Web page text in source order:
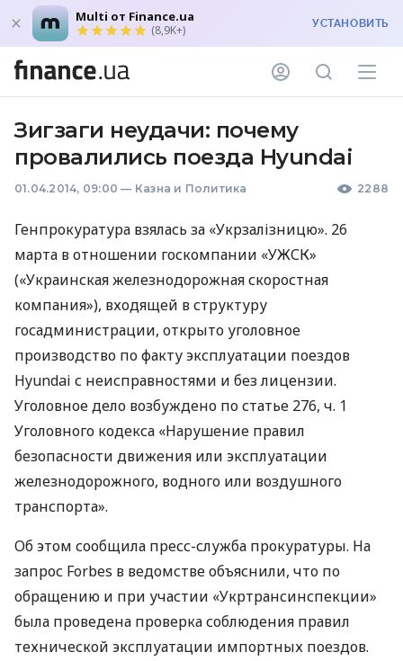
Multi от Finance.ua
(8,9K+) УСТАНОВИТЬ
Зигзаги неудачи: почему
провалились поезда Hyundai
01.04.2014, 09:00 — Казна и Политика 2288
Генпрокуратура взялась за «Укрзалізницю». 26
марта в отношении госкомпании «УЖСК»
(«Украинская железнодорожная скоростная
компания»), входящей в структуру
госадминистрации, открыто уголовное
производство по факту эксплуатации поездов
Hyundai с неисправностями и без лицензии.
Уголовное дело возбуждено по статье 276, ч. 1
Уголовного кодекса «Нарушение правил
безопасности движения или эксплуатации
железнодорожного, водного или воздушного
транспорта».
Об этом сообщила пресс-служба прокуратуры. На
запрос Forbes в ведомстве объяснили, что по
обращению и при участии «Укртрансинспекции»
была проведена проверка соблюдения правил
технической эксплуатации импортных поездов.